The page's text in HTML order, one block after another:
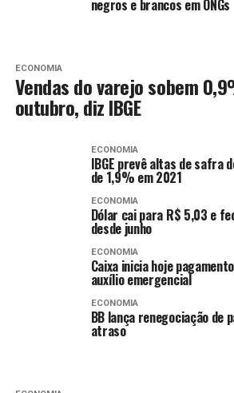
negros e brancos em ONGs
ECONOMIA
Vendas do varejo sobem
outubro, diz IBGE
ECONOMIA
IBGE prevê altas de safra
de 1,9% em 2021
ECONOMIA
Dólar cai para R$ 5,03 e
desde junho
ECONOMIA
Caixa inicia hoje
auxílio emergencial
ECONOMIA
BB lança renegociação de
atraso